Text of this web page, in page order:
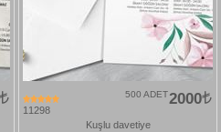
11298
2000
500 ADET
Kuşlu davetiye